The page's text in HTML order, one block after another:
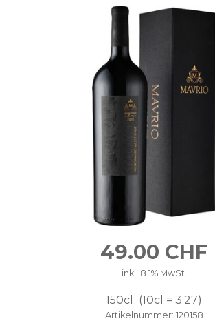
49.00 CHF
inkl. 8.1% MwSt.
150cl 10cl = 3.27
Artikelnummer 120158